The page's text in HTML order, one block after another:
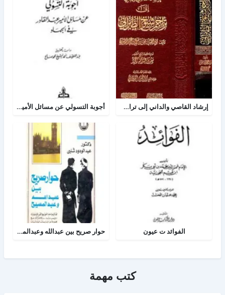
إرشاد القاصي والداني إلى تراجم شيوخ الطبراني أجوبة التسولي عن مسائل الأمير عبد القادر في الجهاد
الفوائد ت عيون حوار صريح بين عبدالله وعبدالمسيح
كتب مهمة